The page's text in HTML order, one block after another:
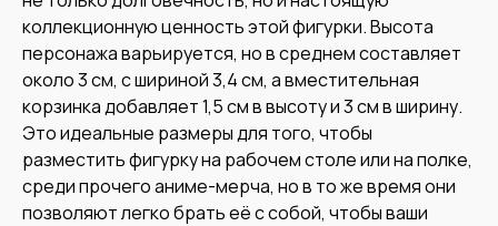
коллекционную ценность этой фигурки. Высота
персонажа варьируется, но в среднем составляет
около 3 см, с шириной 3,4 см, а вместительная
корзинка добавляет 1,5 см в высоту и 3 см в ширину.
Это идеальные размеры для того, чтобы
разместить фигурку на рабочем столе или на полке,
среди прочего аниме-мерча, но в то же время они
позволяют легко брать её с собой, чтобы ваши